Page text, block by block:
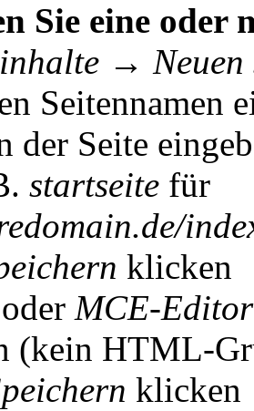
Sie eine oder
→
Seitennamen
der Seite
startseite für
klicken
MCE-Editor
(kein HTML-
klicken